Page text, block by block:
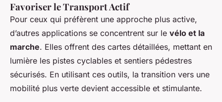
Favoriser le Transport Actif
Pour ceux qui préfèrent une approche plus active,
d’autres applications se concentrent sur le vélo et la
marche. Elles offrent des cartes détaillées, mettant en
lumière les pistes cyclables et sentiers pédestres
sécurisés. En utilisant ces outils, la transition vers une
mobilité plus verte devient accessible et stimulante.